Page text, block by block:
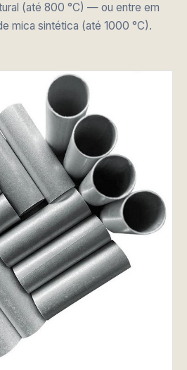
(até 800 °C) — ou entre em
mica sintética (até 1000 °C).